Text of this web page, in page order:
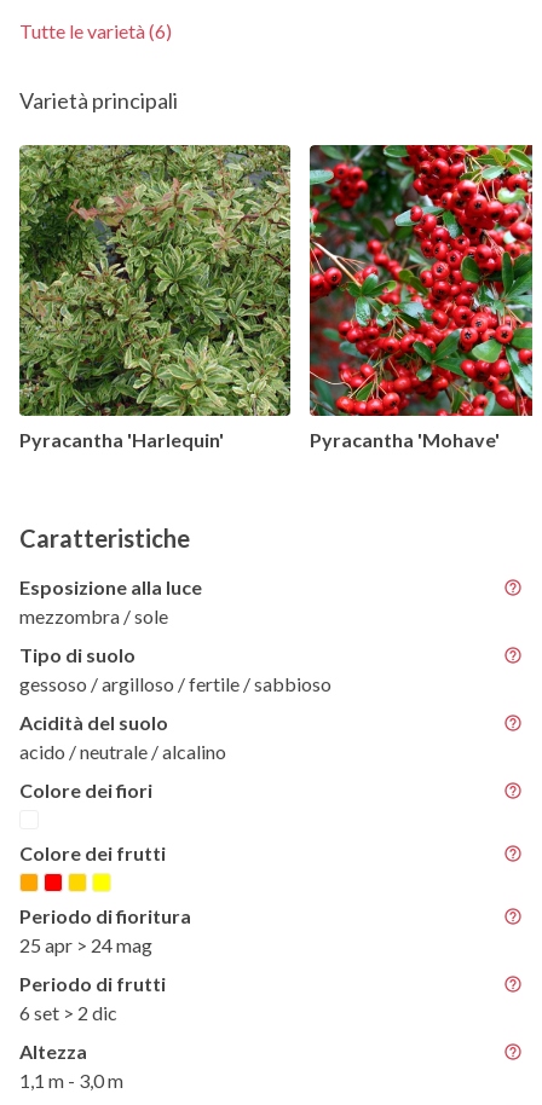
Tutte le varietà (6)
Varietà principali
Pyracantha 'Harlequin' Pyracantha 'Mohave'
Caratteristiche
Esposizione alla luce
mezzombra / sole
Tipo di suolo
gessoso / argilloso / fertile / sabbioso
Acidità del suolo
acido / neutrale / alcalino
Colore dei fiori
Colore dei frutti
Periodo di fioritura
25 apr > 24 mag
Periodo di frutti
6 set > 2 dic
Altezza
1,1 m - 3,0 m